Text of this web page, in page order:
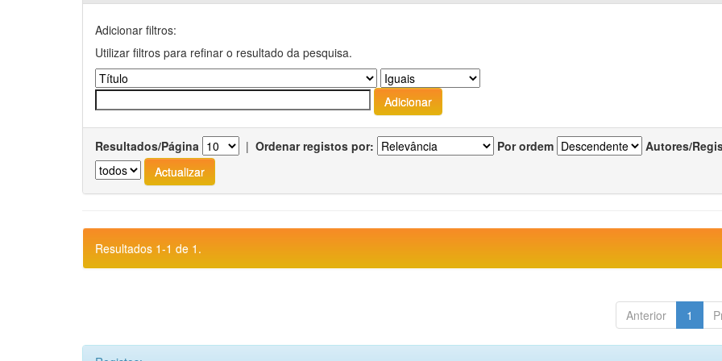
Adicionar filtros:
Utilizar filtros para refinar o resultado da pesquisa.
Resultados/Página | Ordenar registos por: Por ordem Autores/
Resultados 1-1 de 1.
Anterior 1